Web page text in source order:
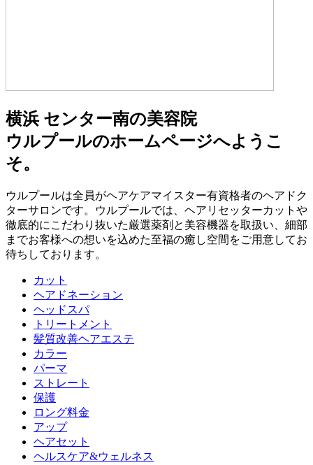
横浜 センター南の美容院
ウルプールのホームページへようこ
そ。
ウルプールは全員がヘアケアマイスター有資格者のヘアドク
ターサロンです。ウルプールでは、ヘアリセッターカットや
徹底的にこだわり抜いた厳選薬剤と美容機器を取扱い、細部
までお客様への想いを込めた至福の癒し空間をご用意してお
待ちしております。
カット
ヘアドネーション
ヘッドスパ
トリートメント
髪質改善ヘアエステ
カラー
パーマ
ストレート
保護
ロング料金
アップ
ヘアセット
ヘルスケア&ウェルネス